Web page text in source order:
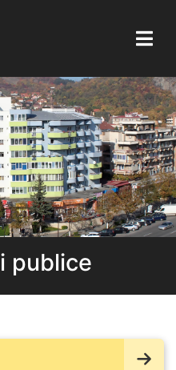
publice